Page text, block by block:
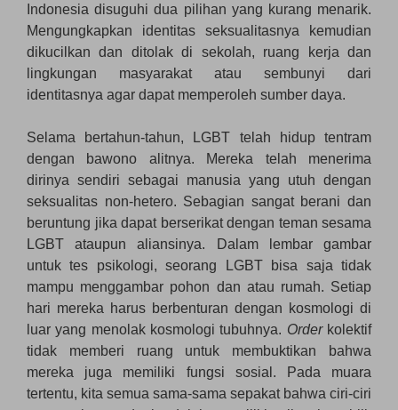
Indonesia disuguhi dua pilihan yang kurang menarik.
Mengungkapkan identitas seksualitasnya kemudian
dikucilkan dan ditolak di sekolah, ruang kerja dan
lingkungan masyarakat atau sembunyi dari
identitasnya agar dapat memperoleh sumber daya.
Selama bertahun-tahun, LGBT telah hidup tentram
dengan bawono alitnya. Mereka telah menerima
dirinya sendiri sebagai manusia yang utuh dengan
seksualitas non-hetero. Sebagian sangat berani dan
beruntung jika dapat berserikat dengan teman sesama
LGBT ataupun aliansinya. Dalam lembar gambar
untuk tes psikologi, seorang LGBT bisa saja tidak
mampu menggambar pohon dan atau rumah. Setiap
hari mereka harus berbenturan dengan kosmologi di
luar yang menolak kosmologi tubuhnya. Orderkolektif
tidak memberi ruang untuk membuktikan bahwa
mereka juga memiliki fungsi sosial. Pada muara
tertentu, kita semua sama-sama sepakat bahwa ciri-ciri